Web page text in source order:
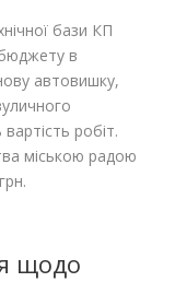
бази КП
в
автовишку,
робіт.
міською радою
щодо